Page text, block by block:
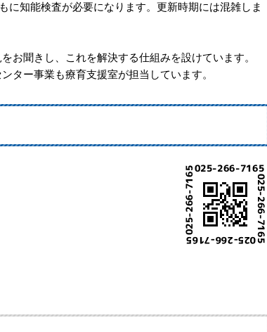
に知能検査が必要になります。更新時期には混雑しま
聞きし、これを解決する仕組みを設けています。
ター事業も療育支援室が担当しています。